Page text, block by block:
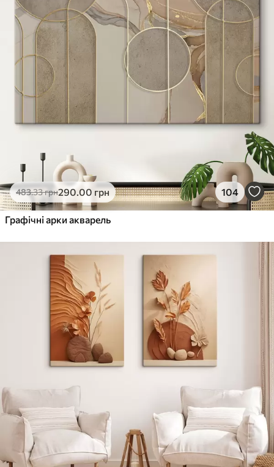
483.33грн290.00 грн 104
Графічні арки акварель